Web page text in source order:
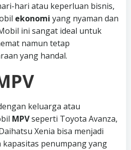
hari atau keperluan bisnis,
ekonomi yang nyaman dan
ini sangat ideal untuk
namun tetap
yang handal.
keluarga atau
MPVseperti Toyota Avanza,
Xenia bisa menjadi
penumpang yang